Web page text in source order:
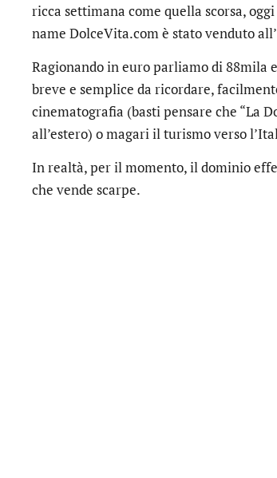
ricca settimana come quella scorsa,
name DolceVita.com è stato venduto
Ragionando in euro parliamo di 88mila
breve e semplice da ricordare,
cinematografia (basti pensare che “La
all’estero) o magari il turismo verso
In realtà, per il momento, il dominio
che vende scarpe.